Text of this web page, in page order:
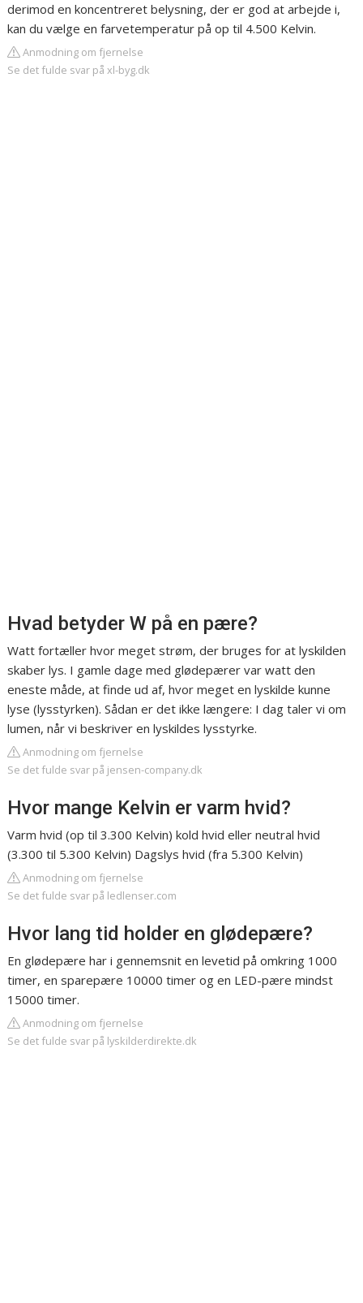
derimod en koncentreret belysning, der er god at arbejde i,
kan du vælge en farvetemperatur på op til 4.500 Kelvin.
Anmodning om fjernelse
Se det fulde svar på xl-byg.dk
Hvad betyder W på en pære?
Watt fortæller hvor meget strøm, der bruges for at lyskilden
skaber lys. I gamle dage med glødepærer var watt den
eneste måde, at finde ud af, hvor meget en lyskilde kunne
lyse (lysstyrken). Sådan er det ikke længere: I dag taler vi om
lumen, når vi beskriver en lyskildes lysstyrke.
Anmodning om fjernelse
Se det fulde svar på jensen-company.dk
Hvor mange Kelvin er varm hvid?
Varm hvid (op til 3.300 Kelvin) kold hvid eller neutral hvid
(3.300 til 5.300 Kelvin) Dagslys hvid (fra 5.300 Kelvin)
Anmodning om fjernelse
Se det fulde svar på ledlenser.com
Hvor lang tid holder en glødepære?
En glødepære har i gennemsnit en levetid på omkring 1000
timer, en sparepære 10000 timer og en LED-pære mindst
15000 timer.
Anmodning om fjernelse
Se det fulde svar på lyskilderdirekte.dk